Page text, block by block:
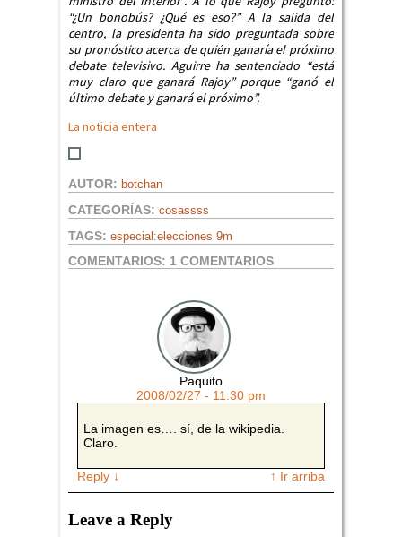
“¿Un bonobús? ¿Qué es eso?” A la salida del
centro, la presidenta ha sido preguntada sobre
su pronóstico acerca de quién ganaría el próximo
debate televisivo. Aguirre ha sentenciado “está
muy claro que ganará Rajoy” porque “ganó el
último debate y ganará el próximo”.
La noticia entera
AUTOR: botchan
CATEGORÍAS: cosassss
TAGS: especial:elecciones 9m
COMENTARIOS: 1 COMENTARIOS
Paquito
2008/02/27 - 11:30 pm
La imagen es…. sí, de la wikipedia.
Claro.
Reply ↓ ↑ Ir arriba
Leave a Reply